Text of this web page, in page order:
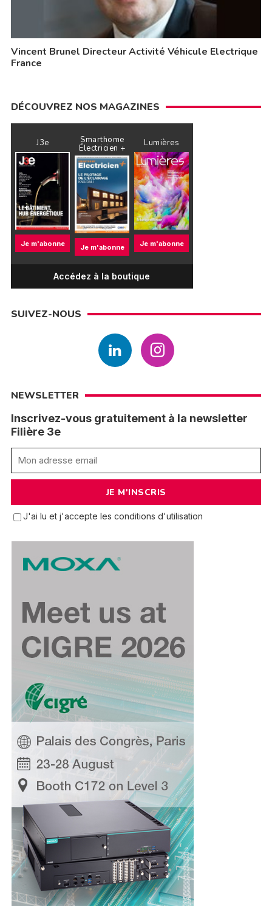
Vincent Brunel Directeur Activité Véhicule Electrique
France
DÉCOUVREZ NOS MAGAZINES
J3e
Je m'abonne
Smarthome
Électricien +
Je m'abonne
Lumières
Je m'abonne
Accédez à la boutique
SUIVEZ-NOUS
NEWSLETTER
Inscrivez-vous gratuitement à la newsletter
Filière 3e
J'ai lu et j'accepte les conditions d'utilisation